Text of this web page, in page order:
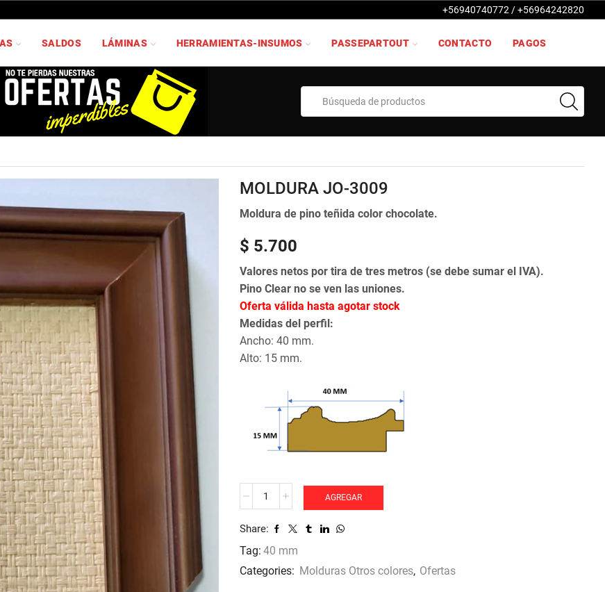
+56940740772 / +56964242820
SALDOS LÁMINAS HERRAMIENTAS-INSUMOS PASSEPARTOUT CONTACTO PAGOS
MOLDURA JO-3009
Moldura de pino teñida color chocolate.
$ 5.700
Valores netos por tira de tres metros (se debe sumar el IVA).
Pino Clear no se ven las uniones.
Oferta válida hasta agotar stock
Medidas del perfil:
Ancho: 40 mm.
Alto: 15 mm.
MOLDURA
cantidad
AGREGAR
Share:
Tag: 40 mm
Categories: Molduras Otros colores, Ofertas